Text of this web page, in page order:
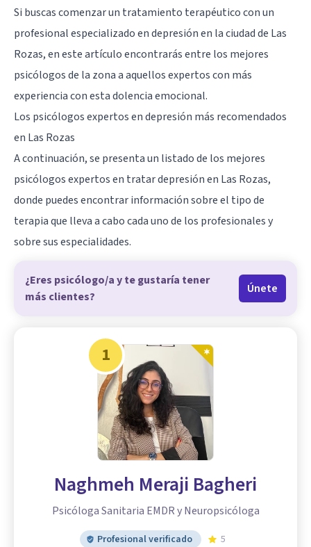
Si buscas comenzar un tratamiento terapéutico con un
profesional especializado en depresión en la ciudad de Las
Rozas, en este artículo encontrarás entre los mejores
psicólogos de la zona a aquellos expertos con más
experiencia con esta dolencia emocional.
Los psicólogos expertos en depresión más recomendados
en Las Rozas
A continuación, se presenta un listado de los mejores
psicólogos expertos en tratar depresión en Las Rozas,
donde puedes encontrar información sobre el tipo de
terapia que lleva a cabo cada uno de los profesionales y
sobre sus especialidades.
¿Eres psicólogo/a y te gustaría tener
más clientes?
Únete
1
Naghmeh Meraji Bagheri
Psicóloga Sanitaria EMDR y Neuropsicóloga
Profesional verificado
5